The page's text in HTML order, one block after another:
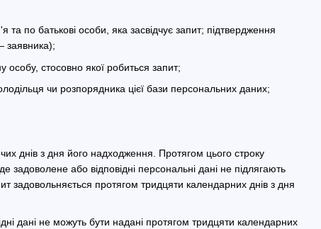
по батькові особи, яка засвідчує запит; підтвердження
заявника);
особу, стосовно якої робиться запит;
чи розпорядника цієї бази персональних даних;
днів з дня його надходження. Протягом цього строку
або відповідні персональні дані не підлягають
задовольняється протягом тридцяти календарних днів з дня
дані не можуть бути надані протягом тридцяти календарних